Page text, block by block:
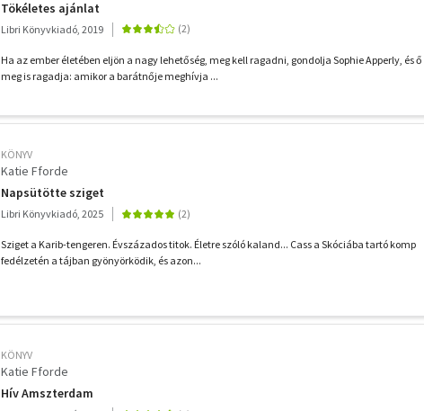
Tökéletes ajánlat
Libri Könyvkiadó, 2019
Ha az ember életében eljön a nagy lehetőség, meg kell ragadni, gondolja Sophie Apperly, és ő
meg is ragadja: amikor a barátnője meghívja ...
KÖNYV
Katie Fforde
Napsütötte sziget
Libri Könyvkiadó, 2025
Sziget a Karib-tengeren. Évszázados titok. Életre szóló kaland... Cass a Skóciába tartó komp
fedélzetén a tájban gyönyörködik, és azon...
KÖNYV
Katie Fforde
Hív Amszterdam